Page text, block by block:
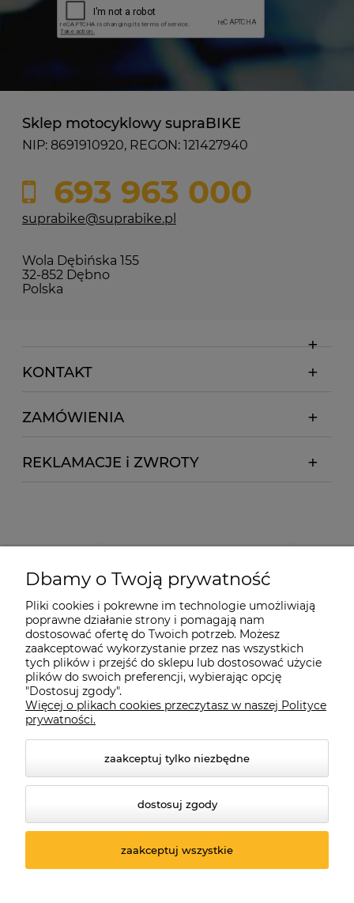
Sklep motocyklowy supraBIKE
NIP: 8691910920, REGON: 121427940
693 963 000
suprabike@suprabike.pl
Wola Dębińska 155
32-852 Dębno
Polska
KONTAKT
ZAMÓWIENIA
REKLAMACJE i ZWROTY
© 2026 suprabike.pl. Wszelkie prawa zastrzeżone.
Styl graficzny ShopGadget.pl Sklep internetowy Shoper.pl
Dbamy o Twoją prywatność
Pliki cookies i pokrewne im technologie umożliwiają
poprawne działanie strony i pomagają nam
dostosować ofertę do Twoich potrzeb. Możesz
zaakceptować wykorzystanie przez nas wszystkich
tych plików i przejść do sklepu lub dostosować użycie
plików do swoich preferencji, wybierając opcję
"Dostosuj zgody".
Więcej o plikach cookies przeczytasz w naszej Polityce
prywatności.
zaakceptuj tylko niezbędne
dostosuj zgody
zaakceptuj wszystkie